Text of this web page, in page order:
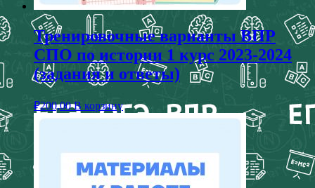
Тренировочные варианты ВПР
СПО по истории 1 курс 2023-2024
(задания и ответы)
₽200,00 В корзину